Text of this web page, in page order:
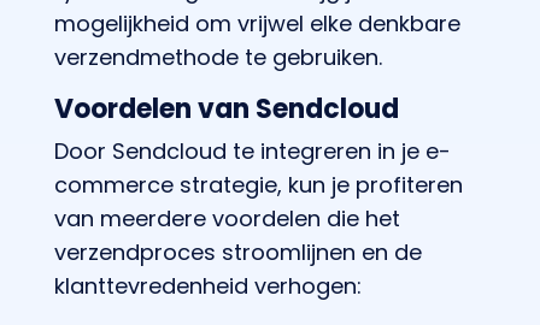
mogelijkheid om vrijwel elke denkbare
verzendmethode te gebruiken.
Voordelen van Sendcloud
Door Sendcloud te integreren in je e-
commerce strategie, kun je profiteren
van meerdere voordelen die het
verzendproces stroomlijnen en de
klanttevredenheid verhogen: